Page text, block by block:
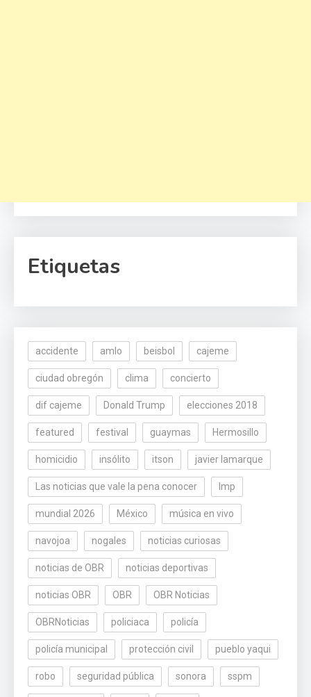
Etiquetas
accidente amlo beisbol cajeme
ciudad obregón clima concierto
dif cajeme Donald Trump elecciones 2018
featured festival guaymas Hermosillo
homicidio insólito itson javier lamarque
Las noticias que vale la pena conocer lmp
mundial 2026 México música en vivo
navojoa nogales noticias curiosas
noticias de OBR noticias deportivas
noticias OBR OBR OBR Noticias
OBRNoticias policiaca policía
policía municipal protección civil pueblo yaqui
robo seguridad pública sonora sspm